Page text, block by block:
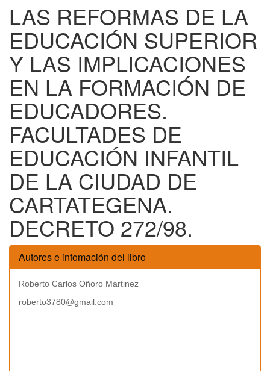
LAS REFORMAS DE LA
EDUCACIÓN SUPERIOR
Y LAS IMPLICACIONES
EN LA FORMACIÓN DE
EDUCADORES.
FACULTADES DE
EDUCACIÓN INFANTIL
DE LA CIUDAD DE
CARTATEGENA.
DECRETO 272/98.
Autores e infomación del libro
Roberto Carlos Oñoro Martinez
roberto3780@gmail.com